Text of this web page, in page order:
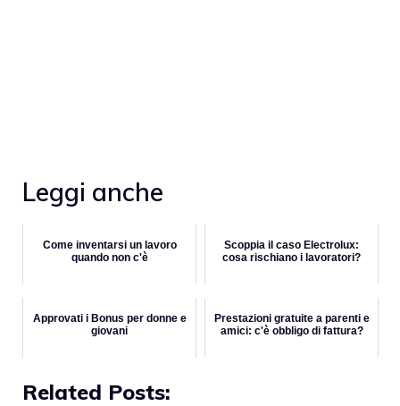
Leggi anche
Come inventarsi un lavoro
quando non c'è
Scoppia il caso Electrolux:
cosa rischiano i lavoratori?
Approvati i Bonus per donne e
giovani
Prestazioni gratuite a parenti e
amici: c'è obbligo di fattura?
Related Posts: